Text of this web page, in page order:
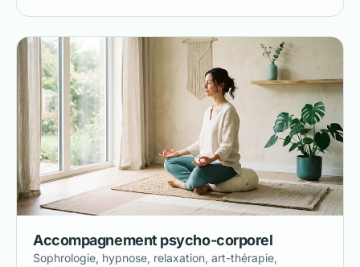
Accompagnement psycho-corporel
Sophrologie, hypnose, relaxation, art-thérapie,